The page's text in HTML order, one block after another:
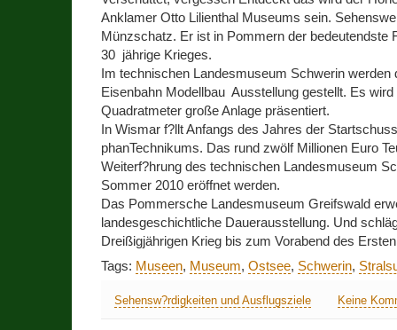
Anklamer Otto Lilienthal Museums sein.
Münzschatz. Er ist in Pommern der bedeutendste
30 jährige Krieges.
Im technischen Landesmuseum Schwerin werden
Eisenbahn Modellbau Ausstellung gestellt. Es wird
Quadratmeter große Anlage präsentiert.
In Wismar f?llt Anfangs des Jahres der
phanTechnikums. Das rund zwölf Millionen Euro
Weiterf?hrung des technischen Landesmuseum
Sommer 2010 eröffnet werden.
Das Pommersche Landesmuseum Greifswald
landesgeschichtliche Dauerausstellung. Und
Dreißigjährigen Krieg bis zum Vorabend des
Tags: Museen, Museum, Ostsee, Schwerin,
Sehensw?rdigkeiten und Ausflugsziele Keine